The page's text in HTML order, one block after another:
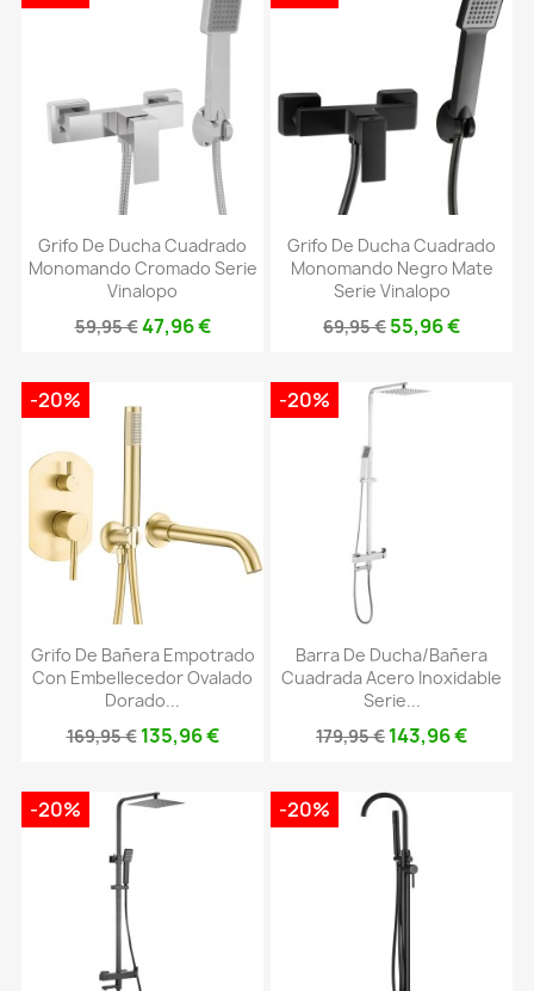
Grifo De Ducha Cuadrado
Monomando Cromado Serie
Vinalopo
59,95 €47,96 €
Grifo De Ducha Cuadrado
Monomando Negro Mate
Serie Vinalopo
69,95 € 55,96 €
Grifo De Bañera Empotrado
Con Embellecedor Ovalado
Dorado...
169,95 € 135,96 €
-20%
Barra De Ducha/bañera
Cuadrada Acero Inoxidable
Serie...
179,95 € 143,96 €
-20%
-20% -20%